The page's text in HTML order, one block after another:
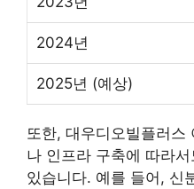
2024년
2025년 (예상)
또한, 대우디오빌플러스
나 인프라 구축에 따라
있습니다. 예를 들어, 신